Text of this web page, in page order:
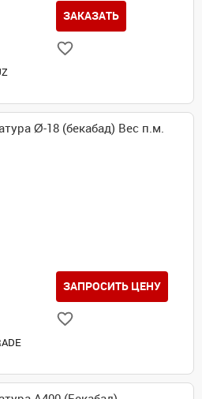
ЗАКАЗАТЬ
Ø-18 (бекабад) Вес п.м.
ЗАПРОСИТЬ ЦЕНУ